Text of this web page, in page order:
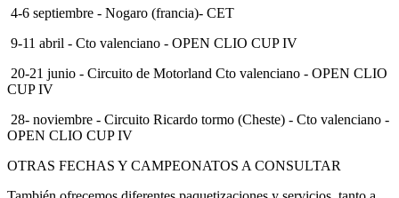
9-11 abril - Cto valenciano - OPEN CLIO CUP IV
20-21 junio - Circuito de Motorland Cto valenciano - OPEN CLIO
CUP IV
28- noviembre - Circuito Ricardo tormo (Cheste) - Cto valenciano -
OPEN CLIO CUP IV
OTRAS FECHAS Y CAMPEONATOS A CONSULTAR
También ofrecemos diferentes paquetizaciones y servicios, tanto a
nivel de temporada completa como en pruebas individuales: